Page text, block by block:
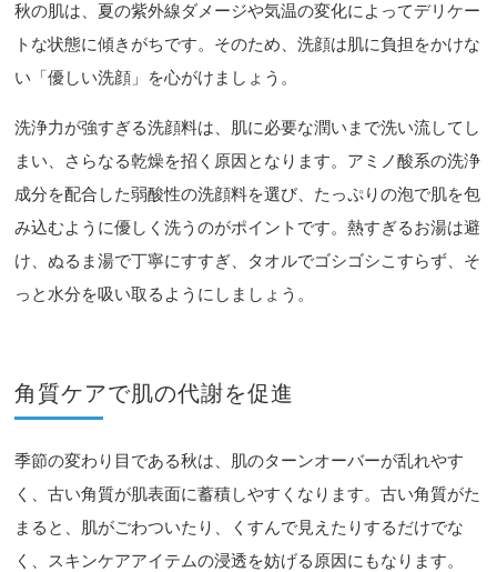
秋の肌は、夏の紫外線ダメージや気温の変化によってデリケー
トな状態に傾きがちです。そのため、洗顔は肌に負担をかけな
い「優しい洗顔」を心がけましょう。
洗浄力が強すぎる洗顔料は、肌に必要な潤いまで洗い流してし
まい、さらなる乾燥を招く原因となります。アミノ酸系の洗浄
成分を配合した弱酸性の洗顔料を選び、たっぷりの泡で肌を包
み込むように優しく洗うのがポイントです。熱すぎるお湯は避
け、ぬるま湯で丁寧にすすぎ、タオルでゴシゴシこすらず、そ
っと水分を吸い取るようにしましょう。
角質ケアで肌の代謝を促進
季節の変わり目である秋は、肌のターンオーバーが乱れやす
く、古い角質が肌表面に蓄積しやすくなります。古い角質がた
まると、肌がごわついたり、くすんで見えたりするだけでな
く、スキンケアアイテムの浸透を妨げる原因にもなります。